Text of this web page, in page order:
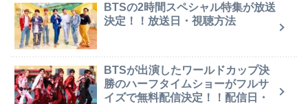
BTSの2時間スペシャル特集が放送
決定！！放送日・視聴方法
BTSが出演したワールドカップ決
勝のハーフタイムショーがフルサ
イズで無料配信決定！！配信日・